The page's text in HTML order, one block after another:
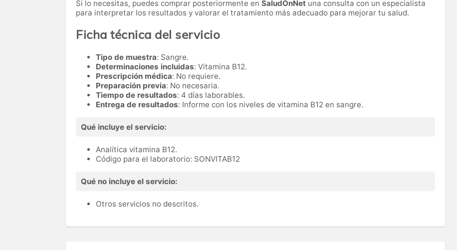
Si lo necesitas, puedes comprar posteriormente en SaludOnNet una consulta con un especialista
para interpretar los resultados y valorar el tratamiento más adecuado para mejorar tu salud.
Ficha técnica del servicio
Tipo de muestra: Sangre.
Determinaciones incluidas: Vitamina B12.
Prescripción médica: No requiere.
Preparación previa: No necesaria.
Tiempo de resultados: 4 días laborables.
Entrega de resultados: Informe con los niveles de vitamina B12 en sangre.
Qué incluye el servicio:
Analítica vitamina B12.
Código para el laboratorio: SONVITAB12
Qué no incluye el servicio:
Otros servicios no descritos.